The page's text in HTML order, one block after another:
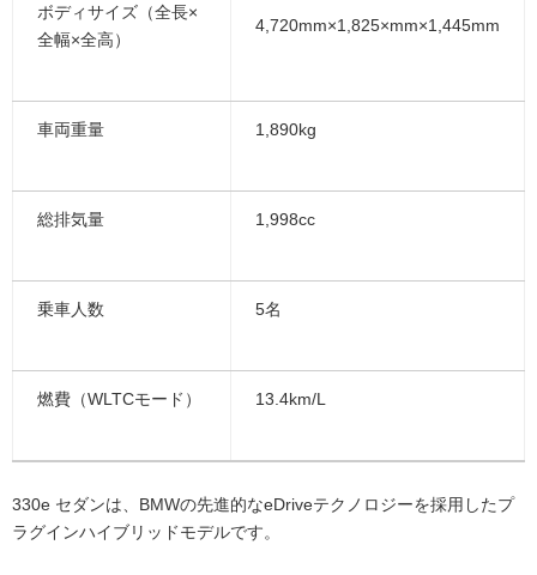
ボディサイズ（全長×
全幅×全高）
4,720mm×1,825×mm×1,445mm
車両重量 1,890kg
総排気量 1,998cc
乗車人数 5名
燃費（WLTCモード） 13.4km/L
330e セダンは、BMWの先進的なeDriveテクノロジーを採用したプ
ラグインハイブリッドモデルです。